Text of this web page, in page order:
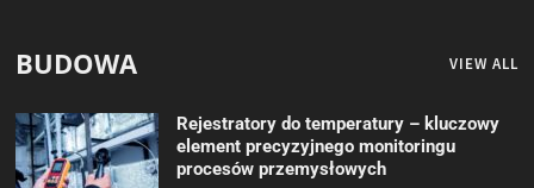
BUDOWA VIEW ALL
Rejestratory do temperatury – kluczowy
element precyzyjnego monitoringu
procesów przemysłowych